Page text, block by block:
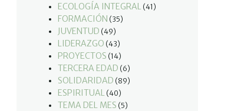
ECOLOGÍA INTEGRAL (41)
FORMACIÓN (35)
JUVENTUD (49)
LIDERAZGO (43)
PROYECTOS (14)
TERCERA EDAD (6)
SOLIDARIDAD (89)
ESPIRITUAL (40)
TEMA DEL MES (5)